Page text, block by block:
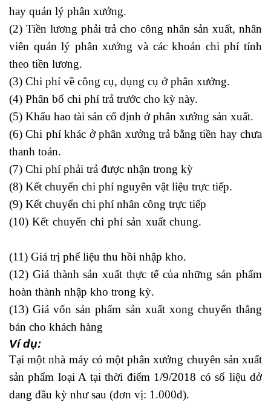
hay quản lý phân xưởng.
(2) Tiền lương phải trả cho công nhân sản xuất, nhân
viên quản lý phân xưởng và các khoản chi phí tính
theo tiền lương.
(3) Chi phí về công cụ, dụng cụ ở phân xưởng.
(4) Phân bổ chi phí trả trước cho kỳ này.
(5) Khấu hao tài sản cố định ở phân xưởng sản xuất.
(6) Chi phí khác ở phân xưởng trả bằng tiền hay chưa
thanh toán.
(7) Chi phí phải trả được nhận trong kỳ
(8) Kết chuyển chi phí nguyên vật liệu trực tiếp.
(9) Kết chuyển chi phí nhân công trực tiếp
(10) Kết chuyển chi phí sản xuất chung.
(11) Giá trị phế liệu thu hồi nhập kho.
(12) Giá thành sản xuất thực tế của những sản phẩm
hoàn thành nhập kho trong kỳ.
(13) Giá vốn sản phẩm sản xuất xong chuyển thẳng
bán cho khách hàng
Ví dụ:
Tại một nhà máy có một phân xưởng chuyên sản xuất
sản phẩm loại A tại thời điểm 1/9/2018 có số liệu dở
dang đầu kỳ như sau (đơn vị: 1.000đ).